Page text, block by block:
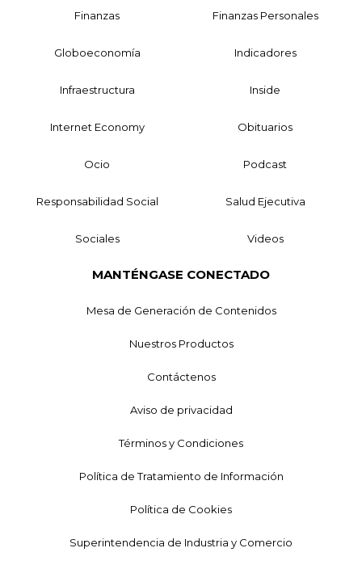
Finanzas Finanzas Personales
Globoeconomía Indicadores
Infraestructura Inside
Internet Economy Obituarios
Ocio Podcast
Responsabilidad Social Salud Ejecutiva
Sociales Videos
MANTÉNGASE CONECTADO
Mesa de Generación de Contenidos
Nuestros Productos
Contáctenos
Aviso de privacidad
Términos y Condiciones
Política de Tratamiento de Información
Política de Cookies
Superintendencia de Industria y Comercio